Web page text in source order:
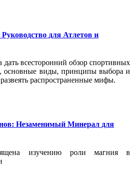
для Атлетов и
дать всесторонний обзор спортивных
основные виды, принципы выбора и
распространенные мифы.
Незаменимый Минерал для
изучению роли магния в